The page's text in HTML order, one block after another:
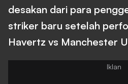
desakan dari para
striker baru setelah
Havertz vs Manchester